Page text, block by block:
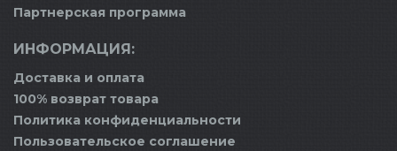
Партнерская программа
ИНФОРМАЦИЯ:
Доставка и оплата
100% возврат товара
Политика конфиденциальности
Пользовательское соглашение